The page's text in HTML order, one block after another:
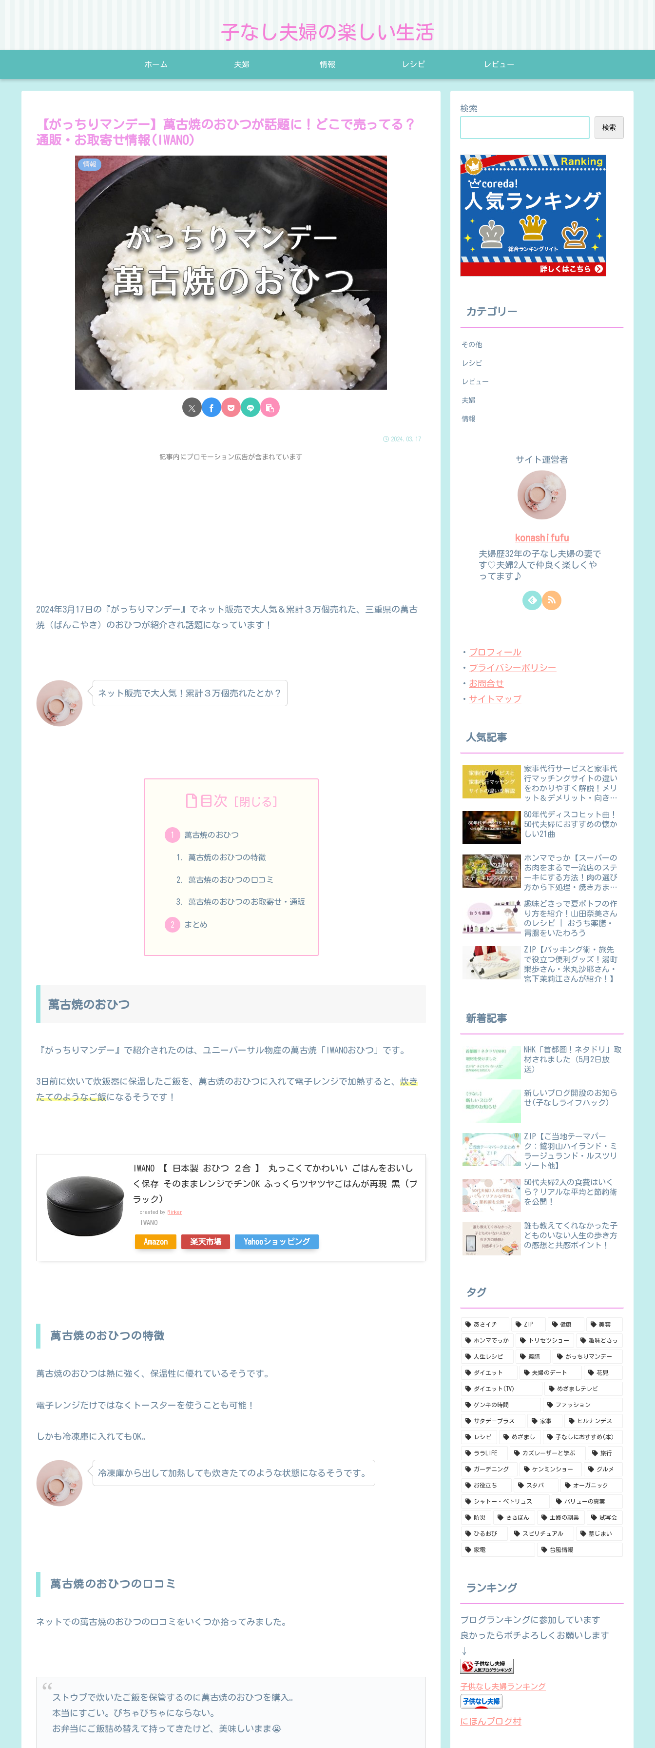
子なし夫婦の楽しい生活
ホーム 夫婦 情報 レシピ レビュー
【がっちりマンデー】萬古焼のおひつが話題に！どこで売ってる？
通販・お取寄せ情報(IWANO)
情報
2024.03.17
記事内にプロモーション広告が含まれています
2024年3月17日の『がっちりマンデー』でネット販売で大人気＆累計３万個売れた、三重県の萬古
焼（ばんこやき）のおひつが紹介され話題になっています！
ネット販売で大人気！累計３万個売れたとか？
目次
萬古焼のおひつ
萬古焼のおひつの特徴
萬古焼のおひつの口コミ
萬古焼のおひつのお取寄せ・通販
まとめ
萬古焼のおひつ
『がっちりマンデー』で紹介されたのは、ユニーバーサル物産の萬古焼「IWANOおひつ」です。
3日前に炊いて炊飯器に保温したご飯を、萬古焼のおひつに入れて電子レンジで加熱すると、 炊き
たてのようなご飯になるそうです！
IWANO 【 日本製 おひつ ２合 】 丸っこくてかわいい ごはんをおいし
く保存 そのままレンジでチンOK ふっくらツヤツヤごはんが再現 黒 (ブ
ラック)
created by Rinker
IWANO
Amazon 楽天市場 Yahooショッピング
萬古焼のおひつの特徴
萬古焼のおひつは熱に強く、保温性に優れているそうです。
電子レンジだけではなくトースターを使うことも可能！
しかも冷凍庫に入れてもOK。
冷凍庫から出して加熱しても炊きたてのような状態になるそうです。
萬古焼のおひつの口コミ
ネットでの萬古焼のおひつの口コミをいくつか拾ってみました。
ストウブで炊いたご飯を保管するのに萬古焼のおひつを購入。
本当にすごい。びちゃびちゃにならない。
お弁当にご飯詰め替えて持ってきたけど、美味しいまま😭
検索
検索
カテゴリー
その他
レシピ
レビュー
夫婦
情報
サイト運営者
konashifufu
夫婦歴32年の子なし夫婦の妻で
す♡夫婦2人で仲良く楽しくや
ってます♪
・ プロフィール
・ プライバシーポリシー
・ お問合せ
・ サイトマップ
人気記事
家事代行サービスと家事代
行マッチングサイトの違い
をわかりやすく解説！メリ
ット＆デメリット・向き不
80年代ディスコヒット曲！
50代夫婦におすすめの懐か
しい21曲
ホンマでっか【スーパーの
お肉をまるで一流店のステ
ーキにする方法！肉の選び
方から下処理・焼き方ま
趣味どきっで夏ポトフの作
り方を紹介！山田奈美さん
のレシピ | おうち薬膳・
胃腸をいたわろう
ZIP【パッキング術・旅先
で役立つ便利グッズ！湯町
果歩さん・米丸沙耶さん・
宮下茉莉江さんが紹介！】
新着記事
NHK「首都圏！ネタドリ」取
材されました（5月2日放
送）
新しいブログ開設のお知ら
せ(子なしライフハック)
ZIP【ご当地テーマパー
ク：鷲羽山ハイランド・ミ
ラージュランド・ルスツリ
ゾート他】
50代夫婦2人の食費はいく
ら？リアルな平均と節約術
を公開！
誰も教えてくれなかった子
どものいない人生の歩き方
の感想と共感ポイント！
タグ
あさイチ ZIP 健康 美容
ホンマでっか トリセツショー 趣味どきっ
人生レシピ 薬膳 がっちりマンデー
ダイエット 夫婦のデート 花見
ダイエット(TV） めざましテレビ
ゲンキの時間 ファッション
サタデープラス 家事 ヒルナンデス
レシピ めざまし 子なしにおすすめ(本）
ララLIFE カズレーザーと学ぶ 旅行
ガーデニング ケンミンショー グルメ
お役立ち スタバ オーガニック
シャトー・ペトリュス バリューの真実
防災 さきぽん 主婦の副業 試写会
ひるおび スピリチュアル 墓じまい
家電 台風情報
ランキング
ブログランキングに参加しています
良かったらポチよろしくお願いします
↓
子供なし夫婦ランキング
にほんブログ村